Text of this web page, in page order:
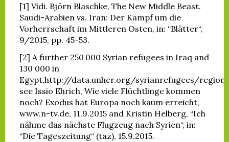
[1] Vidi. Björn Blaschke, The New Middle Beast.
Saudi-Arabien vs. Iran: Der Kampf um die
Vorherrschaft im Mittleren Osten, in: “Blätter“,
9/2015, pp. 45-53.
[2] A further 250 000 Syrian refugees in Iraq and
130 000 in
Egypt,http://data.unhcr.org/syrianrefugees/
see Issio Ehrich, Wie viele Flüchtlinge kommen
noch? Exodus hat Europa noch kaum erreicht,
www.n-tv.de, 11.9.2015 and Kristin Helberg, “Ich
nähme das nächste Flugzeug nach Syrien“, in:
“Die Tageszeitung“ (taz), 15.9.2015.